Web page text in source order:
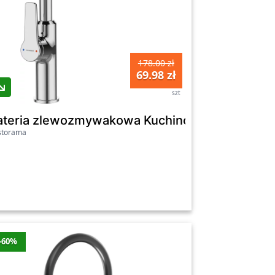
178.00 zł
69.98 zł
szt
zlewozmywakowa Kuchinox Alanis